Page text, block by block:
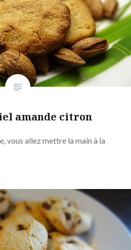
amande citron
vous allez mettre la main à la